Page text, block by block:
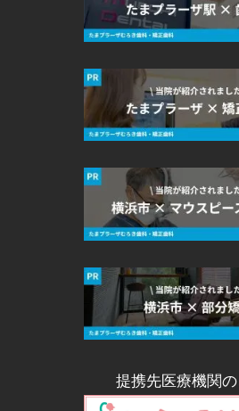
提携先医療機関